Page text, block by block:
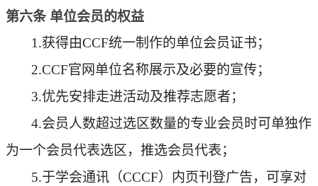
第六条 单位会员的权益
1.获得由CCF统一制作的单位会员证书；
2.CCF官网单位名称展示及必要的宣传；
3.优先安排走进活动及推荐志愿者；
4.会员人数超过选区数量的专业会员时可单独作
为一个会员代表选区，推选会员代表；
5.于学会通讯 （CCCF） 内页刊登广告，可享对